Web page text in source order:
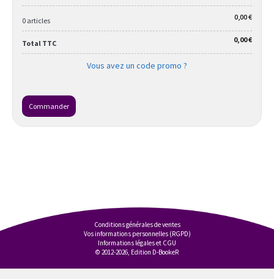
0 articles 0,00 €
Total TTC 0,00 €
Vous avez un code promo ?
Commander
Conditions générales de ventes
Vos informations personnelles (RGPD)
Informations légales et CGU
© 2012-2026, Edition D-BookeR